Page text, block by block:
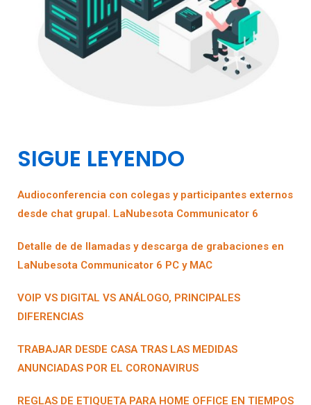
SIGUE LEYENDO
Audioconferencia con colegas y participantes externos
desde chat grupal. LaNubesota Communicator 6
Detalle de de llamadas y descarga de grabaciones en
LaNubesota Communicator 6 PC y MAC
VOIP VS DIGITAL VS ANÁLOGO, PRINCIPALES
DIFERENCIAS
TRABAJAR DESDE CASA TRAS LAS MEDIDAS
ANUNCIADAS POR EL CORONAVIRUS
REGLAS DE ETIQUETA PARA HOME OFFICE EN TIEMPOS